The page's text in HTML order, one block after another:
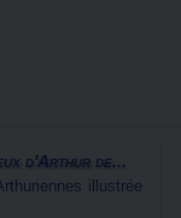
d'Arthur de...
illustrée